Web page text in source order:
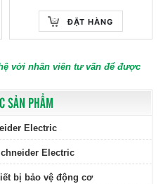
SẢN PHẨM
Electric
Electric
bị bảo vệ động cơ
ĐẶT HÀNG
với nhân viên tư vấn để được